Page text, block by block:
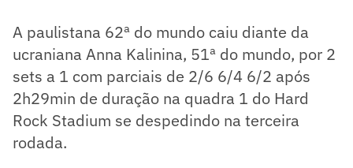
A paulistana 62ª do mundo caiu diante da
ucraniana Anna Kalinina, 51ª do mundo, por 2
sets a 1 com parciais de 2/6 6/4 6/2 após
2h29min de duração na quadra 1 do Hard
Rock Stadium se despedindo na terceira
rodada.